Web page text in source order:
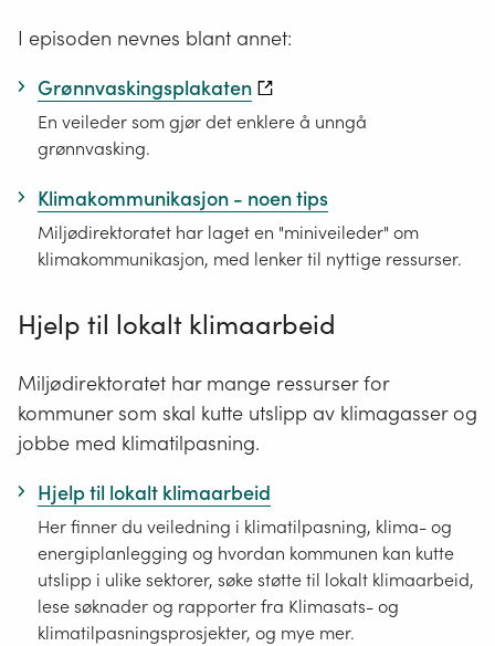
I episoden nevnes blant annet:
Grønnvaskingsplakaten
En veileder som gjør det enklere å unngå
grønnvasking.
Klimakommunikasjon - noen tips
Miljødirektoratet har laget en "miniveileder" om
klimakommunikasjon, med lenker til nyttige ressurser.
Hjelp til lokalt klimaarbeid
Miljødirektoratet har mange ressurser for
kommuner som skal kutte utslipp av klimagasser og
jobbe med klimatilpasning.
Hjelp til lokalt klimaarbeid
Her finner du veiledning i klimatilpasning, klima- og
energiplanlegging og hvordan kommunen kan kutte
utslipp i ulike sektorer, søke støtte til lokalt klimaarbeid,
lese søknader og rapporter fra Klimasats- og
klimatilpasningsprosjekter, og mye mer.